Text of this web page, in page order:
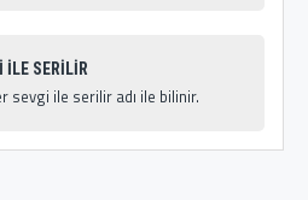
İLE SERİLİR
sevgi ile serilir adı ile bilinir.